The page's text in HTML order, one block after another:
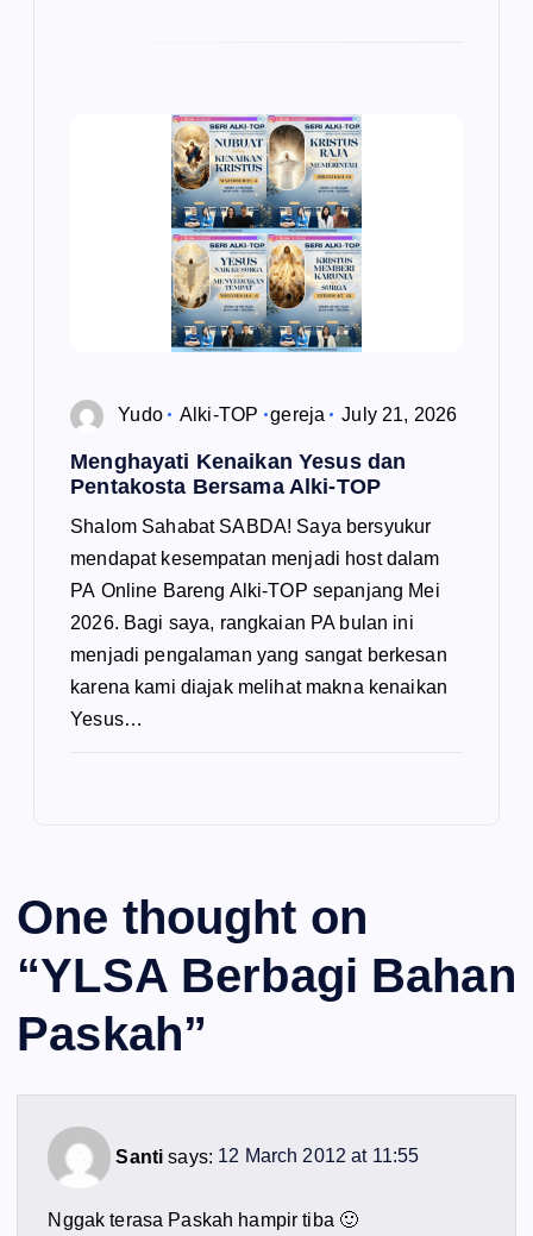
Yudo Alki-TOP gereja July 21, 2026
Menghayati Kenaikan Yesus dan
Pentakosta Bersama Alki-TOP
Shalom Sahabat SABDA! Saya bersyukur
mendapat kesempatan menjadi host dalam
PA Online Bareng Alki-TOP sepanjang Mei
2026. Bagi saya, rangkaian PA bulan ini
menjadi pengalaman yang sangat berkesan
karena kami diajak melihat makna kenaikan
Yesus…
One thought on
“YLSA Berbagi Bahan
Paskah”
Santi says: 12 March 2012 at 11:55
Nggak terasa Paskah hampir tiba 🙂